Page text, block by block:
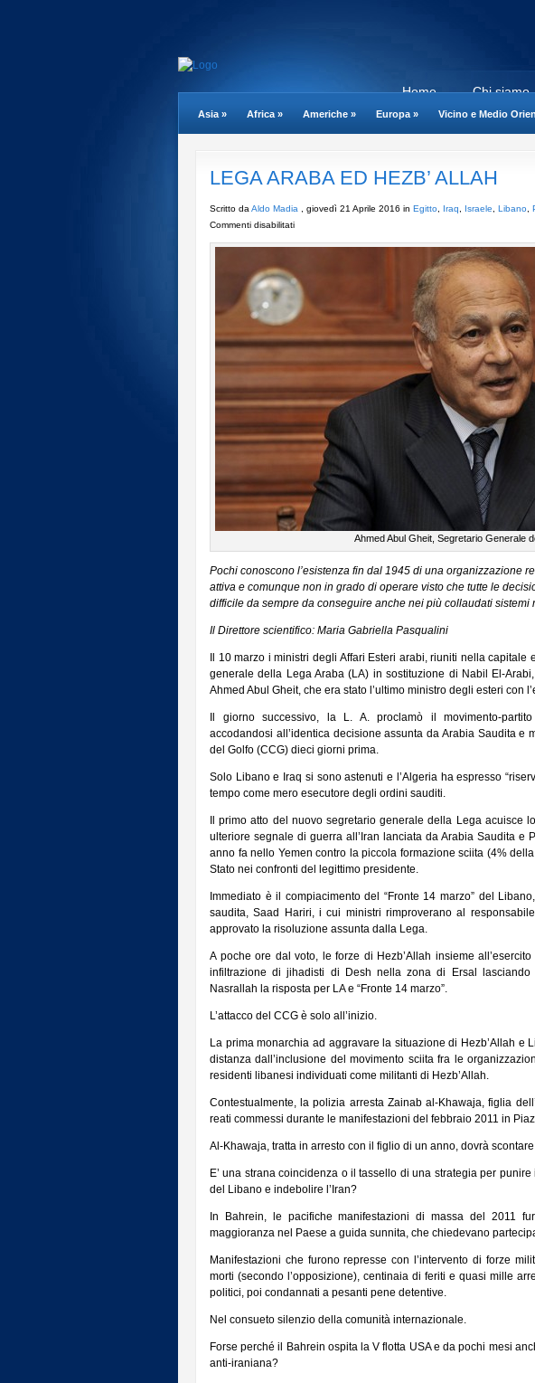
Chi siamo
Home
Asia » Africa » Americhe » Europa » Vicino e Medio
LEGA ARABA ED HEZB’ ALLAH
Scritto da Aldo Madia , giovedì 21 Aprile 2016 in Egitto Iraq Israele Libano
Commenti disabilitatisu
HEZB’
ALLAH
Ahmed Abul Gheit, Segretario Generale
Pochi conoscono l’esistenza fin dal 1945 di una organizzazione
attiva e comunque non in grado di operare visto che tutte le
difficile da sempre da conseguire anche nei più collaudati sistemi
Il Direttore scientifico: Maria Gabriella Pasqualini
Il 10 marzo i ministri degli Affari Esteri arabi, riuniti nella
generale della Lega Araba (LA) in sostituzione di Nabil El-
Ahmed Abul Gheit, che era stato l’ultimo ministro degli esteri con
Il giorno successivo, la L. A. proclamò il movimento-partito
accodandosi all’identica decisione assunta da Arabia Saudita e
del Golfo (CCG) dieci giorni prima.
Solo Libano e Iraq si sono astenuti e l’Algeria ha espresso
tempo come mero esecutore degli ordini sauditi.
Il primo atto del nuovo segretario generale della Lega acuisce
ulteriore segnale di guerra all’Iran lanciata da Arabia Saudita e
anno fa nello Yemen contro la piccola formazione sciita (4%
Stato nei confronti del legittimo presidente.
Immediato è il compiacimento del “Fronte 14 marzo” del
saudita, Saad Hariri, i cui ministri rimproverano al
approvato la risoluzione assunta dalla Lega.
A poche ore dal voto, le forze di Hezb’Allah insieme
infiltrazione di jihadisti di Desh nella zona di Ersal lasciando
Nasrallah la risposta per LA e “Fronte 14 marzo”.
L’attacco del CCG è solo all’inizio.
La prima monarchia ad aggravare la situazione di Hezb’Allah e
distanza dall’inclusione del movimento sciita fra le
residenti libanesi individuati come militanti di Hezb’Allah.
Contestualmente, la polizia arresta Zainab al-Khawaja, figlia
reati commessi durante le manifestazioni del febbraio 2011 in
Al-Khawaja, tratta in arresto con il figlio di un anno, dovrà
E’ una strana coincidenza o il tassello di una strategia per
del Libano e indebolire l’Iran?
In Bahrein, le pacifiche manifestazioni di massa del 2011
maggioranza nel Paese a guida sunnita, che chiedevano
Manifestazioni che furono represse con l’intervento di forze
morti (secondo l’opposizione), centinaia di feriti e quasi mille
politici, poi condannati a pesanti pene detentive.
Nel consueto silenzio della comunità internazionale.
Forse perché il Bahrein ospita la V flotta USA e da pochi mesi
anti-iraniana?